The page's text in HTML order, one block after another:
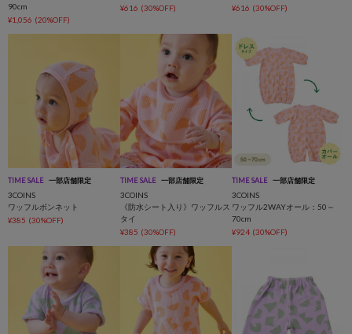
90cm
¥1,056 (20%OFF)
¥616 (30%OFF)
¥616 (30%OFF)
TIME SALE 一部店舗限定
3COINS
ワッフルボンネット
¥385 (30%OFF)
TIME SALE 一部店舗限定
3COINS
《防水シート入り》ワッフルス
タイ
¥385 (30%OFF)
TIME SALE 一部店舗限定
3COINS
ワッフル2WAYオール：50～
70cm
¥924 (30%OFF)